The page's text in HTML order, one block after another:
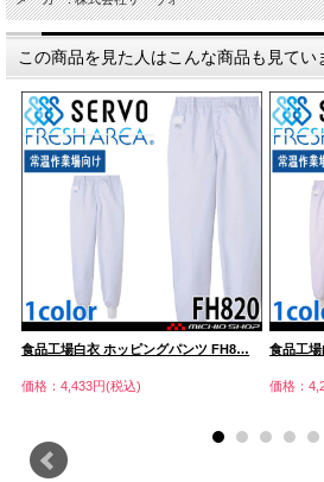
この商品を見た人はこんな商品も見てい
食品工場白衣 ホッピングパンツ FH8…
価格：4,433円(税込)
食品工
価格：